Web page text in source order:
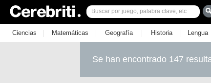
Ciencias | Matemáticas | Geografía | Historia | Lengua
Se han encontrado 147